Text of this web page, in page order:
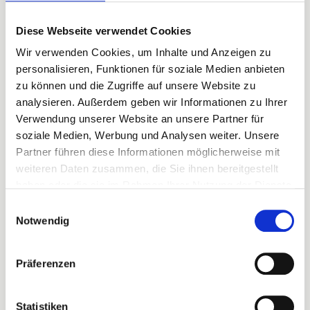
Diese Webseite verwendet Cookies
Wir verwenden Cookies, um Inhalte und Anzeigen zu
personalisieren, Funktionen für soziale Medien anbieten
zu können und die Zugriffe auf unsere Website zu
analysieren. Außerdem geben wir Informationen zu Ihrer
Verwendung unserer Website an unsere Partner für
soziale Medien, Werbung und Analysen weiter. Unsere
Partner führen diese Informationen möglicherweise mit
weiteren Daten zusammen, die Sie ihnen bereitgestellt
Notwendig
Präferenzen
Statistiken
Haus Nordland Whg. 110 „Nordic
Suite“
45 m² 1 Schlafzimmer 2 Gäste
Balkon Sauna WLAN
4.3 Sehr gut Ab77,00€
Next